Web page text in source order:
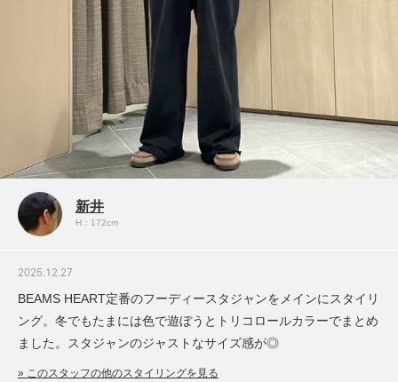
新井
H：172cm
2025.12.27
BEAMS HEART定番のフーディースタジャンをメインにスタイリ
ング。冬でもたまには色で遊ぼうとトリコロールカラーでまとめ
ました。スタジャンのジャストなサイズ感が◎
» このスタッフの他のスタイリングを見る